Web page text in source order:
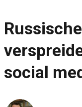
›
Alle artikelen
Russische
social